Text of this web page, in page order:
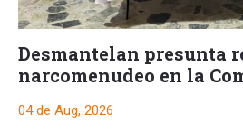
Desmantelan presunta
narcomenudeo en la
04 de Aug, 2026